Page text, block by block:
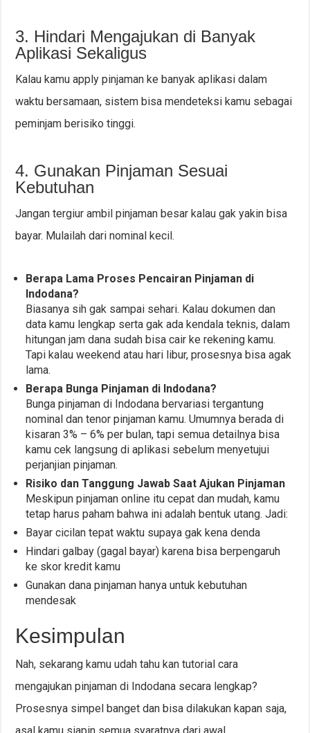
3. Hindari Mengajukan di Banyak
Aplikasi Sekaligus
Kalau kamu apply pinjaman ke banyak aplikasi dalam
waktu bersamaan, sistem bisa mendeteksi kamu sebagai
peminjam berisiko tinggi.
4. Gunakan Pinjaman Sesuai
Kebutuhan
Jangan tergiur ambil pinjaman besar kalau gak yakin bisa
bayar. Mulailah dari nominal kecil.
Berapa Lama Proses Pencairan Pinjaman di
Indodana?
Biasanya sih gak sampai sehari. Kalau dokumen dan
data kamu lengkap serta gak ada kendala teknis, dalam
hitungan jam dana sudah bisa cair ke rekening kamu.
Tapi kalau weekend atau hari libur, prosesnya bisa agak
lama.
Berapa Bunga Pinjaman di Indodana?
Bunga pinjaman di Indodana bervariasi tergantung
nominal dan tenor pinjaman kamu. Umumnya berada di
kisaran 3% – 6% per bulan, tapi semua detailnya bisa
kamu cek langsung di aplikasi sebelum menyetujui
perjanjian pinjaman.
Risiko dan Tanggung Jawab Saat Ajukan Pinjaman
Meskipun pinjaman online itu cepat dan mudah, kamu
tetap harus paham bahwa ini adalah bentuk utang. Jadi:
Bayar cicilan tepat waktu supaya gak kena denda
Hindari galbay (gagal bayar) karena bisa berpengaruh
ke skor kredit kamu
Gunakan dana pinjaman hanya untuk kebutuhan
mendesak
Kesimpulan
Nah, sekarang kamu udah tahu kan tutorial cara
mengajukan pinjaman di Indodana secara lengkap?
Prosesnya simpel banget dan bisa dilakukan kapan saja,